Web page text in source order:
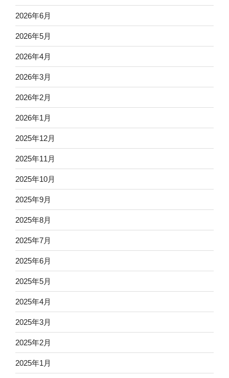
2026年6月
2026年5月
2026年4月
2026年3月
2026年2月
2026年1月
2025年12月
2025年11月
2025年10月
2025年9月
2025年8月
2025年7月
2025年6月
2025年5月
2025年4月
2025年3月
2025年2月
2025年1月